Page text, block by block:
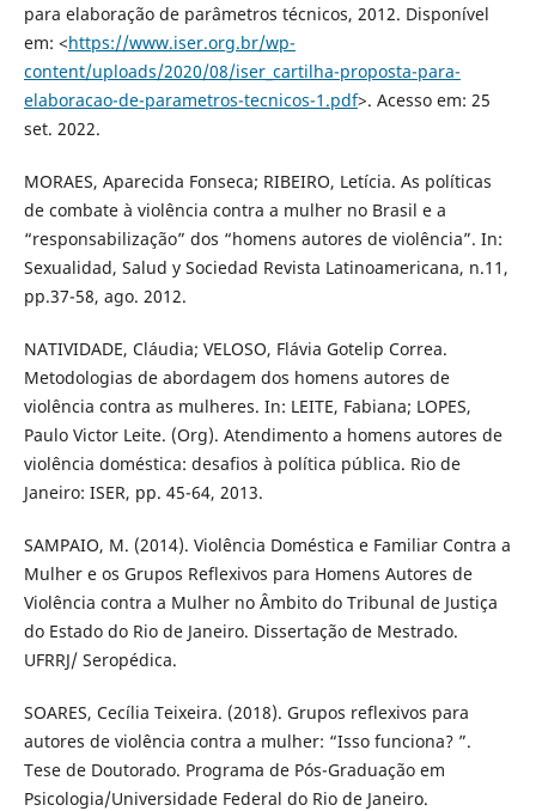
para elaboração de parâmetros técnicos, 2012. Disponível
em: <https://www.iser.org.br/wp-
content/uploads/2020/08/iser_cartilha-proposta-para-
elaboracao-de-parametros-tecnicos-1.pdf>. Acesso em: 25
set. 2022.
MORAES, Aparecida Fonseca; RIBEIRO, Letícia. As políticas
de combate à violência contra a mulher no Brasil e a
“responsabilização” dos “homens autores de violência”. In:
Sexualidad, Salud y Sociedad Revista Latinoamericana, n.11,
pp.37-58, ago. 2012.
NATIVIDADE, Cláudia; VELOSO, Flávia Gotelip Correa.
Metodologias de abordagem dos homens autores de
violência contra as mulheres. In: LEITE, Fabiana; LOPES,
Paulo Victor Leite. (Org). Atendimento a homens autores de
violência doméstica: desafios à política pública. Rio de
Janeiro: ISER, pp. 45-64, 2013.
SAMPAIO, M. (2014). Violência Doméstica e Familiar Contra a
Mulher e os Grupos Reflexivos para Homens Autores de
Violência contra a Mulher no Âmbito do Tribunal de Justiça
do Estado do Rio de Janeiro. Dissertação de Mestrado.
UFRRJ/ Seropédica.
SOARES, Cecília Teixeira. (2018). Grupos reflexivos para
autores de violência contra a mulher: “Isso funciona? ”.
Tese de Doutorado. Programa de Pós-Graduação em
Psicologia/Universidade Federal do Rio de Janeiro.